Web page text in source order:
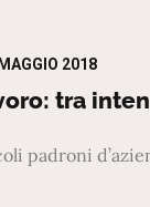
2018
tra
padroni